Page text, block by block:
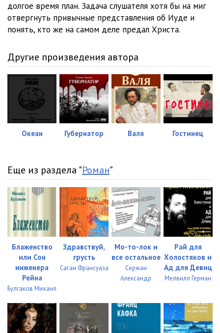
долгое время план. Задача слушателя хотя бы на миг
отвергнуть привычные представления об Иуде и
понять, кто же на самом деле предал Христа.
Другие произведения автора
Океан Губернатор Валя Гостинец
Еще из раздела "Роман"
Блаженство
или Сон
инженера
Рейна
Булгаков Михаил
Здравствуй,
грусть
Саган Франсуаза
Мо-то-лок и
все остальное
Сержан
Александр
Рай для
Холостяков и
Ад для Девиц
Мелвилл Герман